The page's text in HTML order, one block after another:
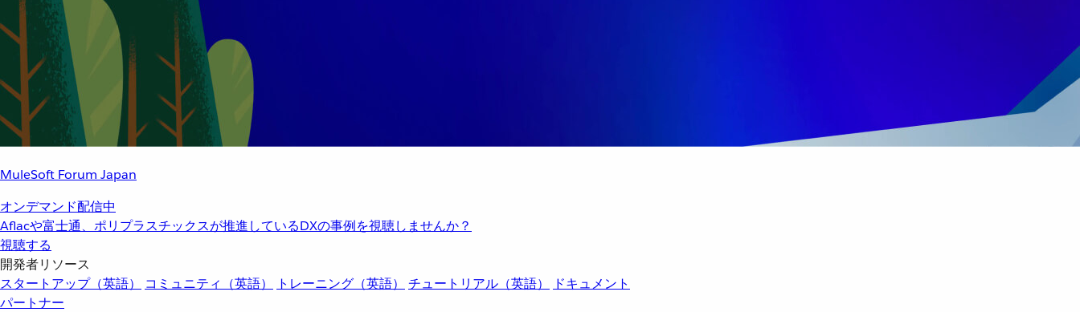
MuleSoft Forum Japan
オンデマンド配信中
Aflacや富士通、ポリプラスチックスが推進しているDXの事例を視聴しませんか？
視聴する
開発者リソース
スタートアップ（英語）
コミュニティ（英語） トレーニング（英語） チュートリアル（英語）
ドキュメント
パートナー